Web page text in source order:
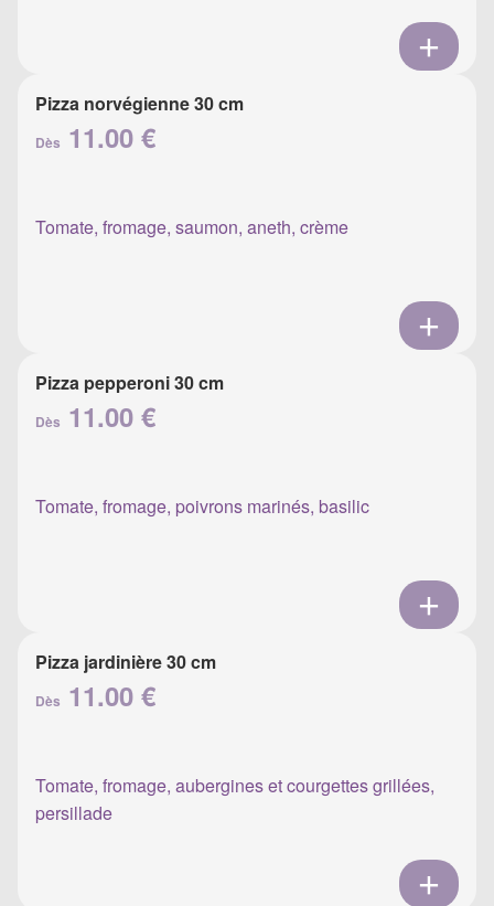
Pizza norvégienne 30 cm
Dès 11.00 €
Tomate, fromage, saumon, aneth, crème
Pizza pepperoni 30 cm
Dès 11.00 €
Tomate, fromage, poivrons marinés, basilic
Pizza jardinière 30 cm
Dès 11.00 €
Tomate, fromage, aubergines et courgettes grillées,
persillade